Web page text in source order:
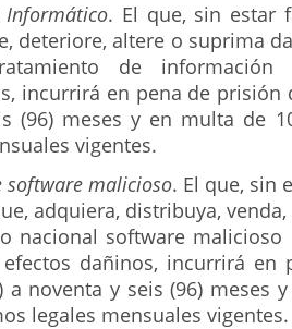
Informático. El que, sin estar
deteriore, altere o suprima
de
incurrirá en pena de prisión
(96) meses y en multa de
vigentes.
software malicioso. El que, sin
adquiera, distribuya,
nacional software
dañinos, incurrirá en
a noventa y seis (96) meses
legales mensuales vigentes.